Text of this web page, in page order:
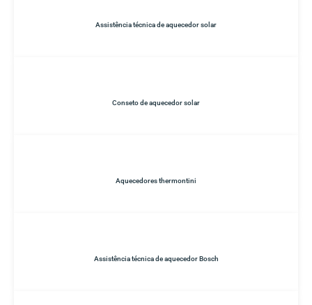
Assistência técnica de aquecedor solar
Conseto de aquecedor solar
Aquecedores thermontini
Assistência técnica de aquecedor Bosch